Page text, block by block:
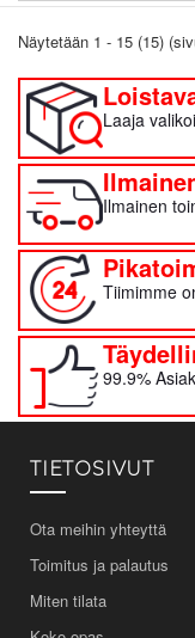
Näytetään 1 - 15 (15)
Laaja
Ilmainen
Tiimimme
99.9%
TIETOSIVUT
Ota meihin yhteyttä
Toimitus ja palautus
Miten tilata